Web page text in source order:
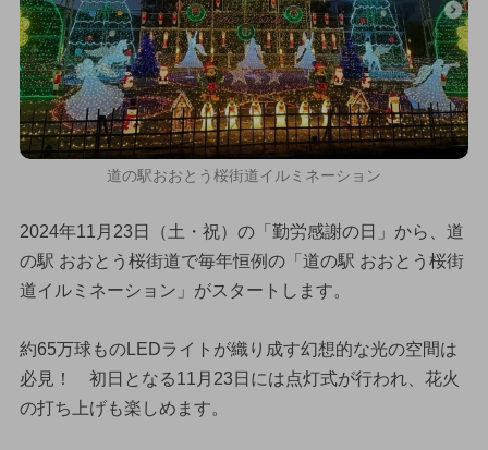
道の駅おおとう桜街道イルミネーション
2024年11月23日（土・祝）の「勤労感謝の日」から、道
の駅 おおとう桜街道で毎年恒例の「道の駅 おおとう桜街
道イルミネーション」がスタートします。
約65万球ものLEDライトが織り成す幻想的な光の空間は
必見！ 初日となる11月23日には点灯式が行われ、花火
の打ち上げも楽しめます。